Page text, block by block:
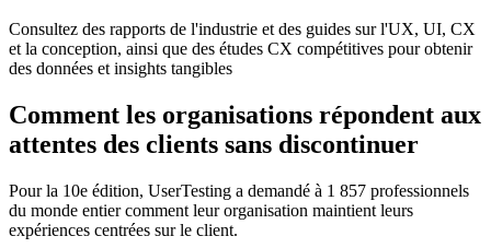
Consultez des rapports de l'industrie et des guides sur l'UX, UI, CX
et la conception, ainsi que des études CX compétitives pour obtenir
des données et insights tangibles
Comment les organisations répondent aux
attentes des clients sans discontinuer
Pour la 10e édition, UserTesting a demandé à 1 857 professionnels
du monde entier comment leur organisation maintient leurs
expériences centrées sur le client.